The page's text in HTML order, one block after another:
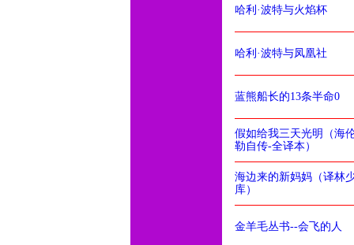
哈利·波特与火焰杯
哈利·波特与凤凰社
蓝熊船长的13条半命0
假如给我三天光明（海
勒自传-全译本）
海边来的新妈妈（译林
库）
金羊毛丛书--会飞的人